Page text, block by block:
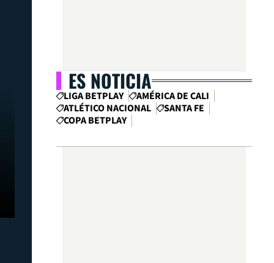
ES NOTICIA
LIGA BETPLAY
AMÉRICA DE CALI
ATLÉTICO NACIONAL
SANTA FE
COPA BETPLAY